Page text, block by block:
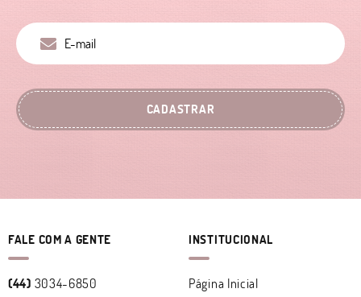
CADASTRAR
FALE COM A GENTE
(44) 3034-6850
INSTITUCIONAL
Página Inicial